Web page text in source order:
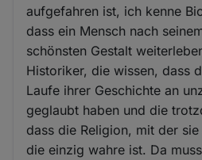
aufgefahren ist, ich kenne
dass ein Mensch nach
schönsten Gestalt
Historiker, die wissen, dass
Laufe ihrer Geschichte an
geglaubt haben und die
dass die Religion, mit der
die einzig wahre ist. Da